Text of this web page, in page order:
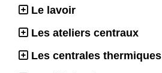
Le lavoir
Les ateliers centraux
Les centrales thermiques